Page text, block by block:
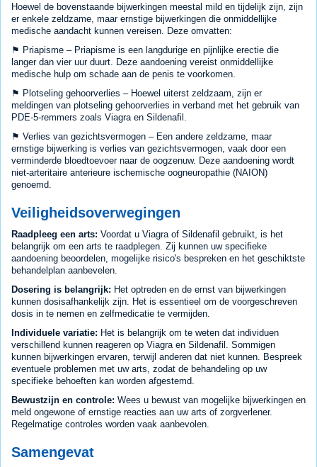
Hoewel de bovenstaande bijwerkingen meestal mild en tijdelijk zijn, zijn
er enkele zeldzame, maar ernstige bijwerkingen die onmiddellijke
medische aandacht kunnen vereisen. Deze omvatten:
⚑ Priapisme – Priapisme is een langdurige en pijnlijke erectie die
langer dan vier uur duurt. Deze aandoening vereist onmiddellijke
medische hulp om schade aan de penis te voorkomen.
⚑ Plotseling gehoorverlies – Hoewel uiterst zeldzaam, zijn er
meldingen van plotseling gehoorverlies in verband met het gebruik van
PDE-5-remmers zoals Viagra en Sildenafil.
⚑ Verlies van gezichtsvermogen – Een andere zeldzame, maar
ernstige bijwerking is verlies van gezichtsvermogen, vaak door een
verminderde bloedtoevoer naar de oogzenuw. Deze aandoening wordt
niet-arteritaire anterieure ischemische oogneuropathie (NAION)
genoemd.
Veiligheidsoverwegingen
Raadpleeg een arts: Voordat u Viagra of Sildenafil gebruikt, is het
belangrijk om een arts te raadplegen. Zij kunnen uw specifieke
aandoening beoordelen, mogelijke risico's bespreken en het geschiktste
behandelplan aanbevelen.
Dosering is belangrijk: Het optreden en de ernst van bijwerkingen
kunnen dosisafhankelijk zijn. Het is essentieel om de voorgeschreven
dosis in te nemen en zelfmedicatie te vermijden.
Individuele variatie: Het is belangrijk om te weten dat individuen
verschillend kunnen reageren op Viagra en Sildenafil. Sommigen
kunnen bijwerkingen ervaren, terwijl anderen dat niet kunnen. Bespreek
eventuele problemen met uw arts, zodat de behandeling op uw
specifieke behoeften kan worden afgestemd.
Bewustzijn en controle: Wees u bewust van mogelijke bijwerkingen en
meld ongewone of ernstige reacties aan uw arts of zorgverlener.
Regelmatige controles worden vaak aanbevolen.
Samengevat